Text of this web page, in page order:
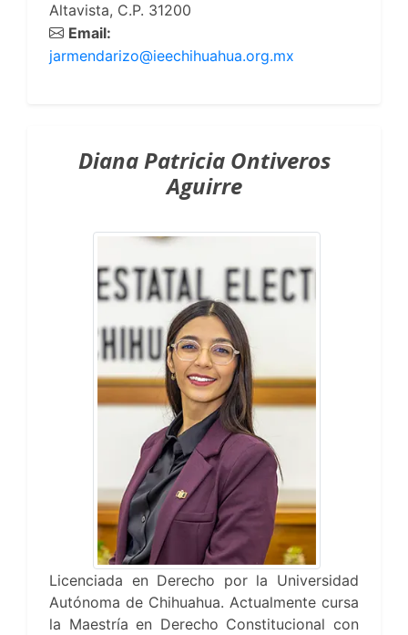
Altavista, C.P. 31200
Email:
jarmendarizo@ieechihuahua.org.mx
Diana Patricia Ontiveros
Aguirre
Licenciada en Derecho por la Universidad
Autónoma de Chihuahua. Actualmente cursa
la Maestría en Derecho Constitucional con